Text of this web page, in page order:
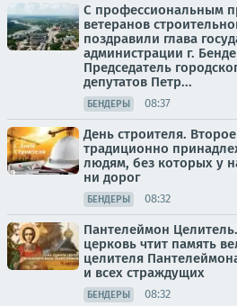
С профессиональным
ветеранов
поздравили глава
администрации г.
Председатель
депутатов Петр...
БЕНДЕРЫ 08:37
День строителя.
традиционно
людям, без которых у
ни дорог
БЕНДЕРЫ 08:32
Пантелеймон
церковь чтит память
целителя
и всех страждущих
БЕНДЕРЫ 08:32